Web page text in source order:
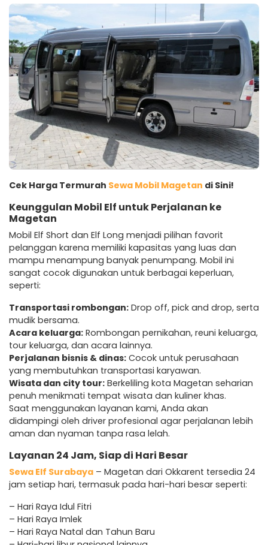
Cek Harga Termurah Sewa Mobil Magetan di Sini!
Keunggulan Mobil Elf untuk Perjalanan ke
Magetan
Mobil Elf Short dan Elf Long menjadi pilihan favorit
pelanggan karena memiliki kapasitas yang luas dan
mampu menampung banyak penumpang. Mobil ini
sangat cocok digunakan untuk berbagai keperluan,
seperti:
Transportasi rombongan: Drop off, pick and drop, serta
mudik bersama.
Acara keluarga: Rombongan pernikahan, reuni keluarga,
tour keluarga, dan acara lainnya.
Perjalanan bisnis & dinas: Cocok untuk perusahaan
yang membutuhkan transportasi karyawan.
Wisata dan city tour: Berkeliling kota Magetan seharian
penuh menikmati tempat wisata dan kuliner khas.
Saat menggunakan layanan kami, Anda akan
didampingi oleh driver profesional agar perjalanan lebih
aman dan nyaman tanpa rasa lelah.
Layanan 24 Jam, Siap di Hari Besar
Sewa Elf Surabaya – Magetan dari Okkarent tersedia 24
jam setiap hari, termasuk pada hari-hari besar seperti:
– Hari Raya Idul Fitri
– Hari Raya Imlek
– Hari Raya Natal dan Tahun Baru